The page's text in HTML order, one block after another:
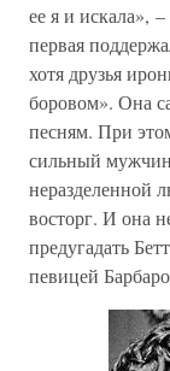
ее я и искала»,
первая
хотя друзья
боровом». Она
песням. При
сильный
неразделенной
восторг. И она
предугадать
певицей